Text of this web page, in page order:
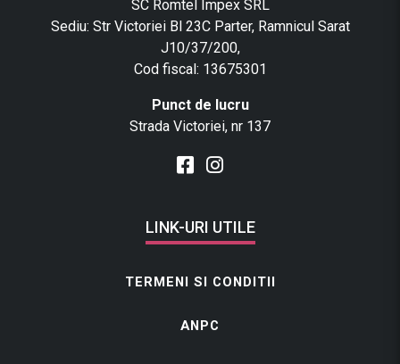
SC Romtel Impex SRL
Sediu: Str Victoriei Bl 23C Parter, Ramnicul Sarat
J10/37/200,
Cod fiscal: 13675301
Punct de lucru
Strada Victoriei, nr 137
LINK-URI UTILE
TERMENI SI CONDITII
ANPC